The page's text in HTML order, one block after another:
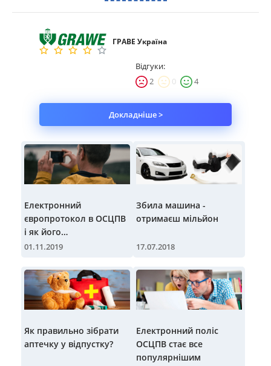
ГРАВЕ Україна
Відгуки:
2
0 4
Докладніше >
Електронний
європротокол в ОСЦПВ
і як його
використовувати
01.11.2019
Збила машина -
отримаєш мільйон
17.07.2018
Як правильно зібрати
аптечку у відпустку?
Електронний поліс
ОСЦПВ стає все
популярнішим